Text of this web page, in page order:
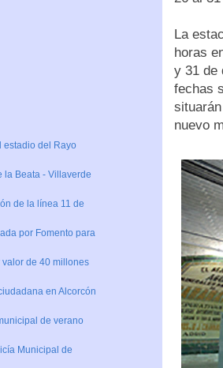
La
horas
y 31 de
fechas
nuevo
estadio del Rayo
la Beata - Villaverde
de la línea 11 de
por Fomento para
de 40 millones
en Alcorcón
de verano
Municipal de